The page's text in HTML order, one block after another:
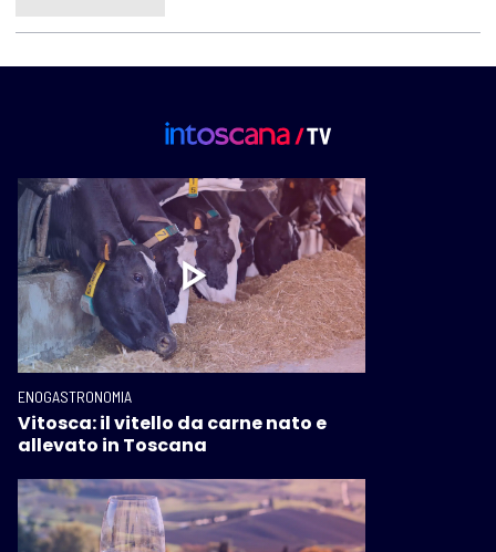
ENOGASTRONOMIA
Vitosca: il vitello da carne nato e
allevato in Toscana